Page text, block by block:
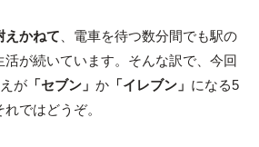
えかねて 、電車を待つ数分間でも駅の
活が続いています。そんな訳で、今回
が「セブン」 か「イレブン」 になる5
ではどうぞ。